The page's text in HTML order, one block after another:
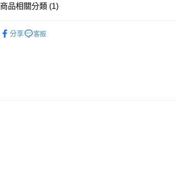
7-11取貨付款
付款後7-11取貨
商品相關分類 (1)
分享
客服